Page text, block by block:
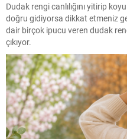
Dudak rengi canlılığını yitirip
doğru gidiyorsa dikkat etmeniz
dair birçok ipucu veren dudak
çıkıyor.